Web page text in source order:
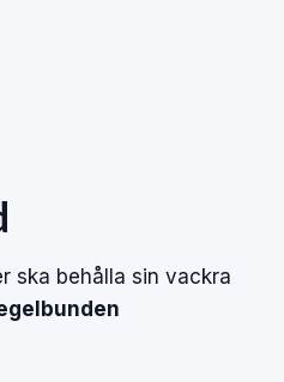
ska behålla sin vackra